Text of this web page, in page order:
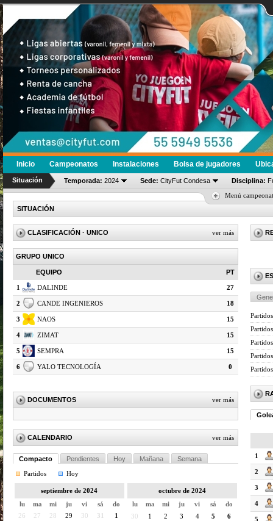
Inicio Campeonatos Instalaciones Bolsa de jugadores
Situación Temporada: 2024 Sede: CityFut Condesa Disciplina:
Menú
SITUACIÓN
CLASIFICACIÓN · UNICO ver más
GRUPO UNICO
EQUIPO PT
1 DALINDE 27
2 CANDE INGENIEROS 18
3 NAOS 15
4 ZIMAT 15
5 SEMPRA 15
6 YALO TECNOLOGÍA 0
DOCUMENTOS ver más
CALENDARIO ver más
Compacto Pendientes Hoy Mañana
Semana
Partidos
Hoy
septiembre de 2024
lu
ma mi ju vi sá
do
26
27 28 29 30 31
1
octubre de 2024
lu
ma mi ju vi sá
do
30
1 2 3 4 5
6
Partidos
1
2
3
4
5